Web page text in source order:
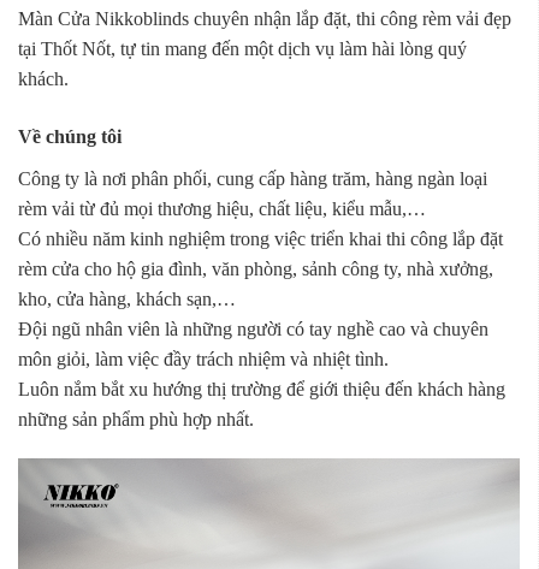
Màn Cửa Nikkoblinds chuyên nhận lắp đặt, thi công rèm vải đẹp
tại Thốt Nốt, tự tin mang đến một dịch vụ làm hài lòng quý
khách.
Về chúng tôi
Công ty là nơi phân phối, cung cấp hàng trăm, hàng ngàn loại
rèm vải từ đủ mọi thương hiệu, chất liệu, kiểu mẫu,…
Có nhiều năm kinh nghiệm trong việc triển khai thi công lắp đặt
rèm cửa cho hộ gia đình, văn phòng, sảnh công ty, nhà xưởng,
kho, cửa hàng, khách sạn,…
Đội ngũ nhân viên là những người có tay nghề cao và chuyên
môn giỏi, làm việc đầy trách nhiệm và nhiệt tình.
Luôn nắm bắt xu hướng thị trường để giới thiệu đến khách hàng
những sản phẩm phù hợp nhất.